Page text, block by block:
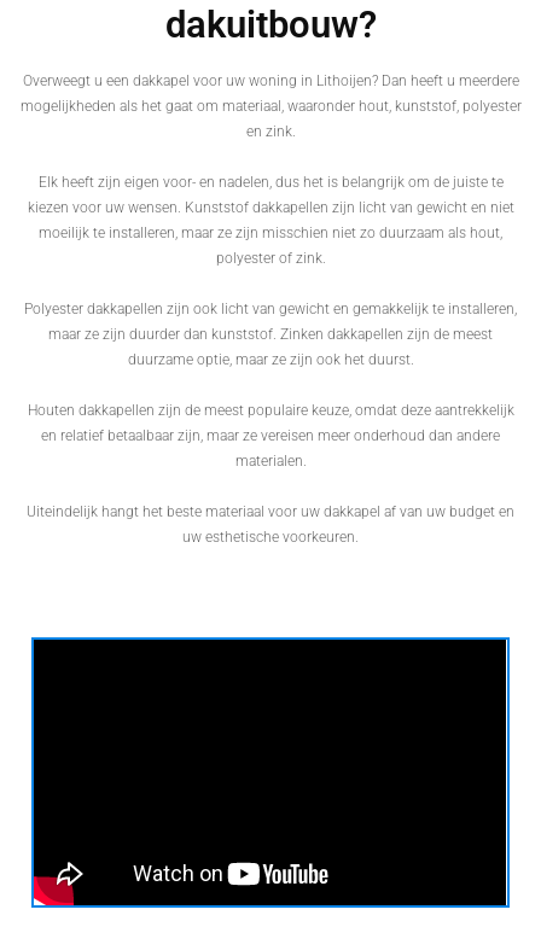
dakuitbouw?
Overweegt u een dakkapel voor uw woning in Lithoijen? Dan heeft u meerdere
mogelijkheden als het gaat om materiaal, waaronder hout, kunststof, polyester
en zink.
Elk heeft zijn eigen voor- en nadelen, dus het is belangrijk om de juiste te
kiezen voor uw wensen. Kunststof dakkapellen zijn licht van gewicht en niet
moeilijk te installeren, maar ze zijn misschien niet zo duurzaam als hout,
polyester of zink.
Polyester dakkapellen zijn ook licht van gewicht en gemakkelijk te installeren,
maar ze zijn duurder dan kunststof. Zinken dakkapellen zijn de meest
duurzame optie, maar ze zijn ook het duurst.
Houten dakkapellen zijn de meest populaire keuze, omdat deze aantrekkelijk
en relatief betaalbaar zijn, maar ze vereisen meer onderhoud dan andere
materialen.
Uiteindelijk hangt het beste materiaal voor uw dakkapel af van uw budget en
uw esthetische voorkeuren.